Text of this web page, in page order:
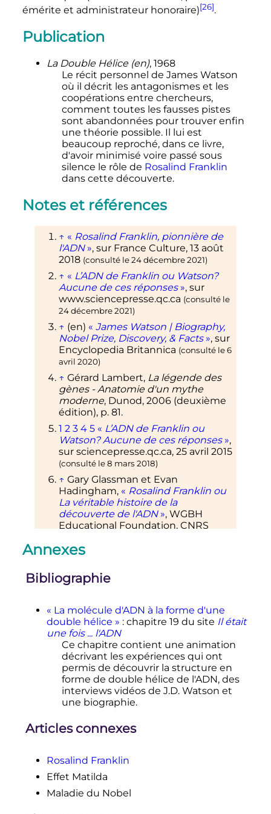
émérite et administrateur honoraire)[26].
Publication
La Double Hélice (en), 1968
Le récit personnel de James Watson
où il décrit les antagonismes et les
coopérations entre chercheurs,
comment toutes les fausses pistes
sont abandonnées pour trouver enfin
une théorie possible. Il lui est
beaucoup reproché, dans ce livre,
d'avoir minimisé voire passé sous
silence le rôle de Rosalind Franklin
dans cette découverte.
Notes et références
↑ « Rosalind Franklin, pionnière de
l'ADN », sur France Culture, 13 août
2018 (consulté le24 décembre 2021)
↑ « L’ADN de Franklin ou Watson?
Aucune de ces réponses », sur
www.sciencepresse.qc.ca (consulté le
24 décembre 2021)
↑ (en) « James Watson | Biography,
Nobel Prize, Discovery, & Facts », sur
Encyclopedia Britannica (consulté le6
avril 2020)
↑ Gérard Lambert, La légende des
gènes - Anatomie d'un mythe
moderne, Dunod, 2006 (deuxième
édition), p. 81.
1 2 3 4 5 « L’ADN de Franklin ou
Watson? Aucune de ces réponses »,
sur sciencepresse.qc.ca, 25 avril 2015
(consulté le8 mars 2018)
↑ Gary Glassman et Evan
Hadingham, « Rosalind Franklin ou
La véritable histoire de la
découverte de l'ADN », WGBH
Educational Foundation, CNRS
↑J. D.
acids; a structure for deoxyribose
nucleic acid
(ISSN0028-0836,PMID 13054692, lire en
ligne, consulté le8 mars 2018)
↑Le Point,magazine, « Rosalind
Franklin, génie incompris
réhabilitée par Google »,Le Point, 25
juillet 2013
(lire en ligne, consulté le8
mars 2018) .
↑(en)MatthewCobb
steal Rosalind Franklin’s data?
1234 5 6« L’ADN de Franklin ou
Watson? Aucune de ces réponses
sursciencepresse.qc.ca
Annexes
Bibliographie
« La molécule d'ADN à la forme d'une
double hélice » : chapitre 19 du site Il était
une fois ... l'ADN
Ce chapitre contient une animation
décrivant les expériences qui ont
permis de découvrir la structure en
forme de double hélice de l'ADN, des
interviews vidéos de J.D. Watson et
une biographie.
Articles connexes
Rosalind Franklin
Effet Matilda
Maladie du Nobel